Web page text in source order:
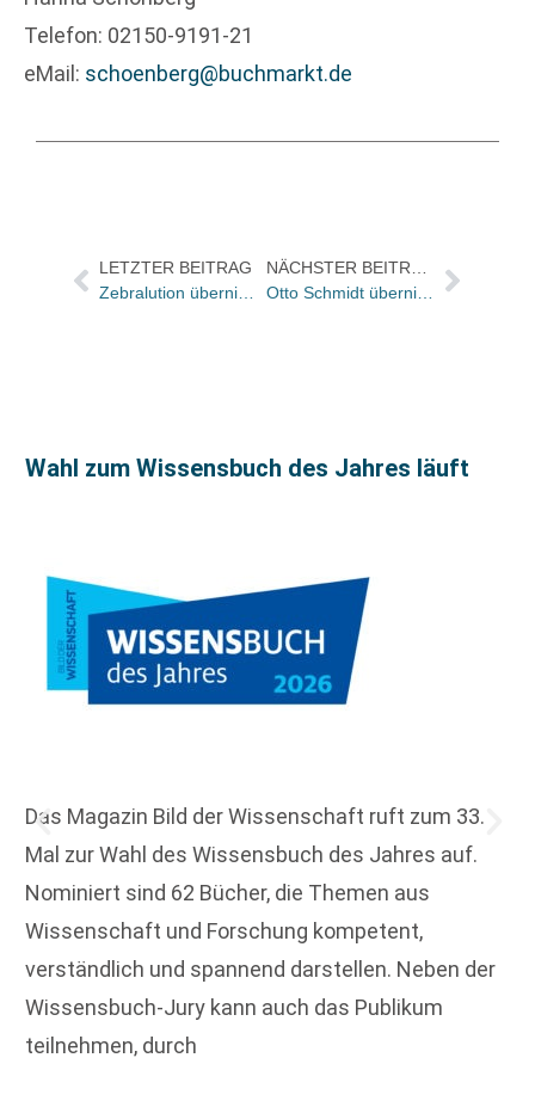
Telefon: 02150-9191-21
eMail: schoenberg@buchmarkt.de
LETZTER BEITRAG
Zebralution übernimmt Mehrheitsanteile von Open Publishing
Wahl zum Wissensbuch des Jahres läuft
Das Magazin Bild der Wissenschaft ruft zum 33.
Mal zur Wahl des Wissensbuch des Jahres auf.
Nominiert sind 62 Bücher, die Themen aus
Wissenschaft und Forschung kompetent,
verständlich und spannend darstellen. Neben der
Wissensbuch-Jury kann auch das Publikum
teilnehmen, durch